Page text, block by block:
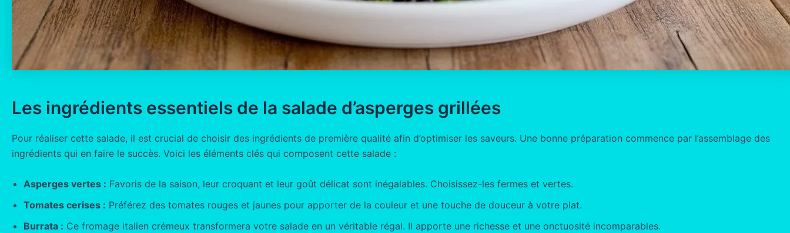
Les ingrédients essentiels de la salade d’asperges grillées
Pour réaliser cette salade, il est crucial de choisir des ingrédients de première qualité afin d’optimiser les saveurs. Une bonne préparation commence par l’assemblage des
ingrédients qui en faire le succès. Voici les éléments clés qui composent cette salade :
Asperges vertes : Favoris de la saison, leur croquant et leur goût délicat sont inégalables. Choisissez-les fermes et vertes.
Tomates cerises : Préférez des tomates rouges et jaunes pour apporter de la couleur et une touche de douceur à votre plat.
Burrata : Ce fromage italien crémeux transformera votre salade en un véritable régal. Il apporte une richesse et une onctuosité incomparables.